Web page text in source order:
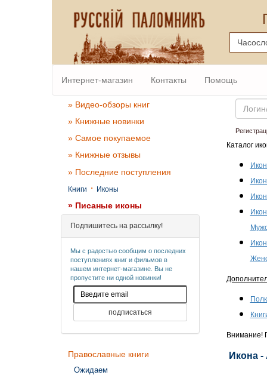
Интернет-магазин Контакты Помощь
» Видео-обзоры книг
» Книжные новинки
» Самое покупаемое
» Книжные отзывы
» Последние поступления
Книги · Иконы
» Писаные иконы
Подпишитесь на рассылку!
Мы с радостью сообщим о последних
поступлениях книг и фильмов в
нашем интернет-магазине. Вы не
пропустите ни одной новинки!
Православные книги
Ожидаем
Email
Каталог
Внимание!
Икона -